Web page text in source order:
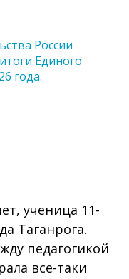
России
Единого
года.